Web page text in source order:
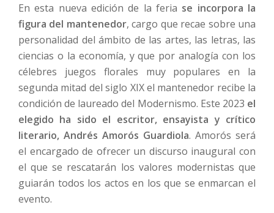
En esta nueva edición de la feria se incorpora la
figura del mantenedor, cargo que recae sobre una
personalidad del ámbito de las artes, las letras, las
ciencias o la economía, y que por analogía con los
célebres juegos florales muy populares en la
segunda mitad del siglo XIX el mantenedor recibe la
condición de laureado del Modernismo. Este 2023 el
elegido ha sido el escritor, ensayista y crítico
literario, Andrés Amorós Guardiola. Amorós será
el encargado de ofrecer un discurso inaugural con
el que se rescatarán los valores modernistas que
guiarán todos los actos en los que se enmarcan el
evento.